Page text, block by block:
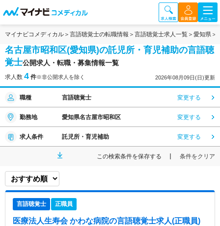
マイナビコメディカル 言語聴覚士の転職情報 言語聴覚士求人一覧 愛知県
名古屋市昭和区(愛知県)の託児所・育児補助の言語聴
覚士公開求人・転職・募集情報一覧
求人数 4 件※非公開求人を除く 2026年08月09日(日)更新
職種 言語聴覚士 変更する
勤務地 愛知県名古屋市昭和区 変更する
求人条件 託児所・育児補助 変更する
この検索条件を保存する 条件をクリア
言語聴覚士 正職員
医療法人生寿会 かわな病院の言語聴覚士求人(正職員)